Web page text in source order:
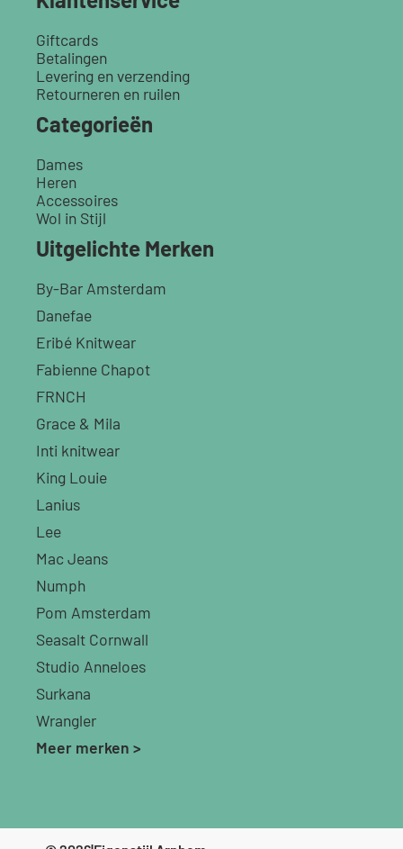
Giftcards
Betalingen
Levering en verzending
Retourneren en ruilen
Categorieën
Dames
Heren
Accessoires
Wol in Stijl
Uitgelichte Merken
By-Bar Amsterdam
Danefae
Eribé Knitwear
Fabienne Chapot
FRNCH
Grace & Mila
Inti knitwear
King Louie
Lanius
Lee
Mac Jeans
Numph
Pom Amsterdam
Seasalt Cornwall
Studio Anneloes
Surkana
Wrangler
Meer merken >